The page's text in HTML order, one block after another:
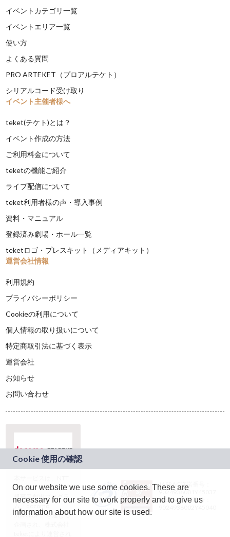
イベントカテゴリ一覧
イベントエリア一覧
使い方
よくある質問
PRO ARTEKET（プロアルテケト）
シリアルコード受け取り
イベント主催者様へ
teket(テケト)とは？
イベント作成の方法
ご利用料金について
teketの機能ご紹介
ライブ配信について
teket利用者様の声・導入事例
資料・マニュアル
登録済み劇場・ホール一覧
teketロゴ・プレスキット（メディアキット）
運営会社情報
利用規約
プライバシーポリシー
Cookieの利用について
個人情報の取り扱いについて
特定商取引法に基づく表示
運営会社
お知らせ
お問い合わせ
ドコモグループの新
規事業創出プログラ
ム「docomo
STARTUP」を通じて
JASRAC許諾番号：
9024936001Y45037
JASRAC許諾番号：
On our website we use some cookies. These are
necessary for our site to work properly and to give us
information about how our site is used.